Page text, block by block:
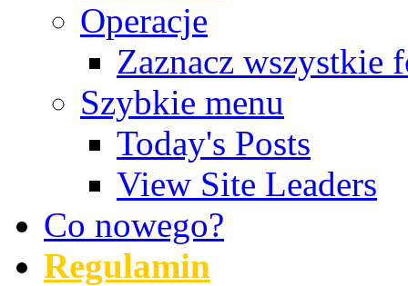
Operacje
Zaznacz wszystkie
Szybkie menu
Today's Posts
View Site Leaders
Co nowego?
Regulamin